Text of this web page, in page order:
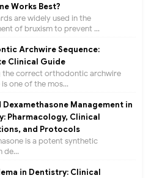
Works Best?
are widely used in the
of bruxism to prevent ...
Archwire Sequence:
Clinical Guide
the correct orthodontic archwire
one of the mos...
Dexamethasone Management in
Pharmacology, Clinical
and Protocols
is a potent synthetic
de...
in Dentistry: Clinical